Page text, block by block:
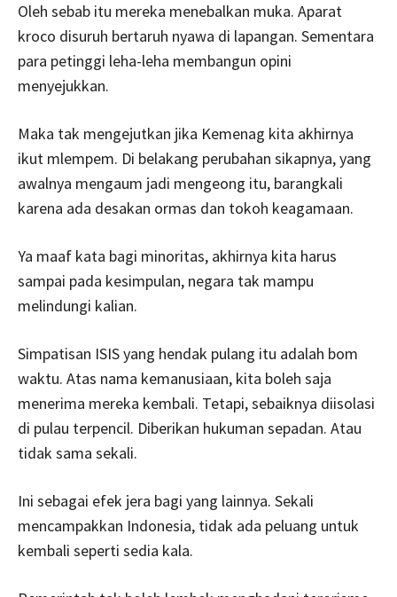
Oleh sebab itu mereka menebalkan muka. Aparat
kroco disuruh bertaruh nyawa di lapangan. Sementara
para petinggi leha-leha membangun opini
menyejukkan.
Maka tak mengejutkan jika Kemenag kita akhirnya
ikut mlempem. Di belakang perubahan sikapnya, yang
awalnya mengaum jadi mengeong itu, barangkali
karena ada desakan ormas dan tokoh keagamaan.
Ya maaf kata bagi minoritas, akhirnya kita harus
sampai pada kesimpulan, negara tak mampu
melindungi kalian.
Simpatisan ISIS yang hendak pulang itu adalah bom
waktu. Atas nama kemanusiaan, kita boleh saja
menerima mereka kembali. Tetapi, sebaiknya diisolasi
di pulau terpencil. Diberikan hukuman sepadan. Atau
tidak sama sekali.
Ini sebagai efek jera bagi yang lainnya. Sekali
mencampakkan Indonesia, tidak ada peluang untuk
kembali seperti sedia kala.